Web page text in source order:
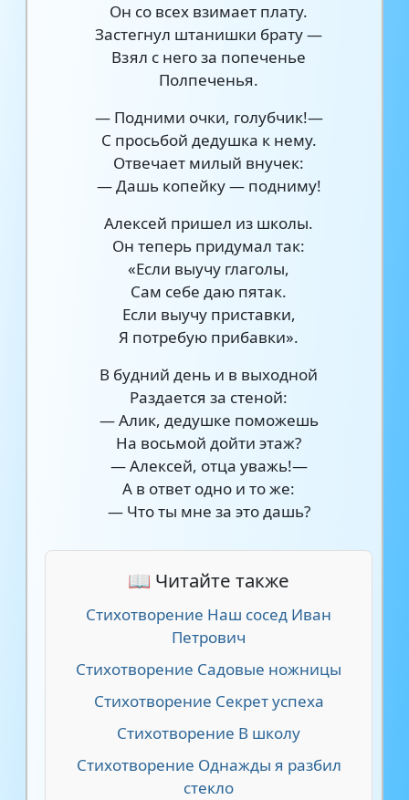
Он со всех взимает плату.
Застегнул штанишки брату —
Взял с него за попеченье
Полпеченья.
— Подними очки, голубчик!—
С просьбой дедушка к нему.
Отвечает милый внучек:
— Дашь копейку — подниму!
Алексей пришел из школы.
Он теперь придумал так:
«Если выучу глаголы,
Сам себе даю пятак.
Если выучу приставки,
Я потребую прибавки».
В будний день и в выходной
Раздается за стеной:
— Алик, дедушке поможешь
На восьмой дойти этаж?
— Алексей, отца уважь!—
А в ответ одно и то же:
— Что ты мне за это дашь?
📖 Читайте также
Стихотворение Наш сосед Иван
Петрович
Стихотворение Садовые ножницы
Стихотворение Секрет успеха
Стихотворение В школу
Стихотворение Однажды я разбил
стекло